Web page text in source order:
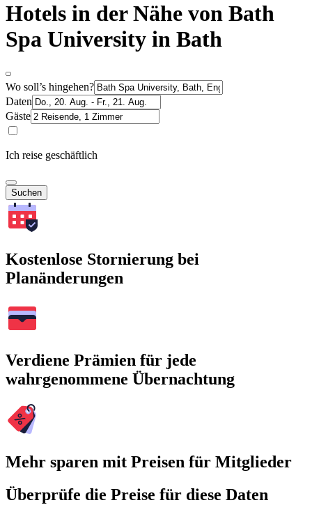
Hotels in der Nähe von Bath
Spa University in Bath
Wo soll’s hingehen?
Daten
Gäste
Ich reise geschäftlich
Suchen
Kostenlose Stornierung bei
Planänderungen
Verdiene Prämien für jede
wahrgenommene Übernachtung
Mehr sparen mit Preisen für Mitglieder
Überprüfe die Preise für diese Daten